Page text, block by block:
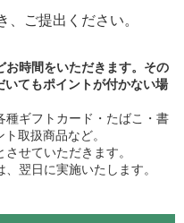
ご提出ください。
お時間をいただきます。その
てもポイントが付かない場
種ギフトカード・たばこ・書
取扱商品など。
せていただきます。
翌日に実施いたします。